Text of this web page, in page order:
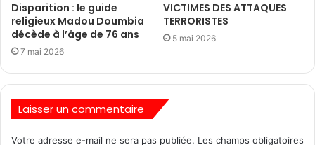
Disparition : le guide
religieux Madou Doumbia
décède à l’âge de 76 ans
7 mai 2026
VICTIMES DES ATTAQUES
TERRORISTES
5 mai 2026
Laisser un commentaire
Votre adresse e-mail ne sera pas publiée. Les champs obligatoires